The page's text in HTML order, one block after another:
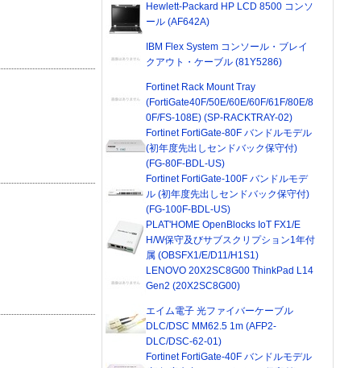
Hewlett-Packard HP LCD 8500 コンソ
ール (AF642A)
IBM Flex System コンソール・ブレイ
クアウト・ケーブル (81Y5286)
Fortinet Rack Mount Tray
(FortiGate40F/50E/60E/60F/61F/80E/8
0F/FS-108E) (SP-RACKTRAY-02)
Fortinet FortiGate-80F バンドルモデル
(初年度先出しセンドバック保守付)
(FG-80F-BDL-US)
Fortinet FortiGate-100F バンドルモデ
ル (初年度先出しセンドバック保守付)
(FG-100F-BDL-US)
PLAT'HOME OpenBlocks IoT FX1/E
H/W保守及びサブスクリプション1年付
属 (OBSFX1/E/D11/H1S1)
LENOVO 20X2SC8G00 ThinkPad L14
Gen2 (20X2SC8G00)
エイム電子 光ファイバーケーブル
DLC/DSC MM62.5 1m (AFP2-
DLC/DSC-62-01)
Fortinet FortiGate-40F バンドルモデル